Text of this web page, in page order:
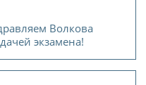
Волкова
экзамена!